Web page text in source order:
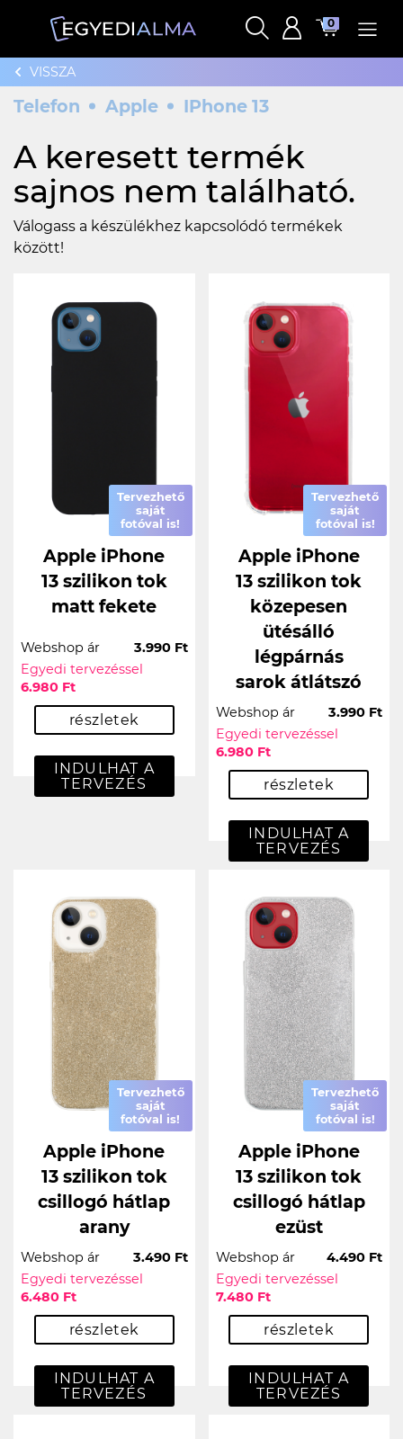
0
VISSZA
Telefon Apple IPhone 13
A keresett termék
sajnos nem található.
Válogass a készülékhez kapcsolódó termékek
között!
Tervezhető
saját
fotóval is!
Apple iPhone
13 szilikon tok
matt fekete
Webshop ár
3.990 Ft
Egyedi tervezéssel
6.980 Ft
részletek
INDULHAT A
TERVEZÉS
Tervezhető
saját
fotóval is!
Apple iPhone
13 szilikon tok
közepesen
ütésálló
légpárnás
sarok átlátszó
Webshop ár
3.990 Ft
Egyedi tervezéssel
6.980 Ft
részletek
INDULHAT A
TERVEZÉS
Tervezhető
saját
fotóval is!
Apple iPhone
13 szilikon tok
csillogó hátlap
arany
Webshop ár
3.490 Ft
Egyedi tervezéssel
6.480 Ft
részletek
INDULHAT A
TERVEZÉS
Tervezhető
saját
fotóval is!
Apple iPhone
13 szilikon tok
csillogó hátlap
ezüst
Webshop ár
4.490 Ft
Egyedi tervezéssel
7.480 Ft
részletek
INDULHAT A
TERVEZÉS